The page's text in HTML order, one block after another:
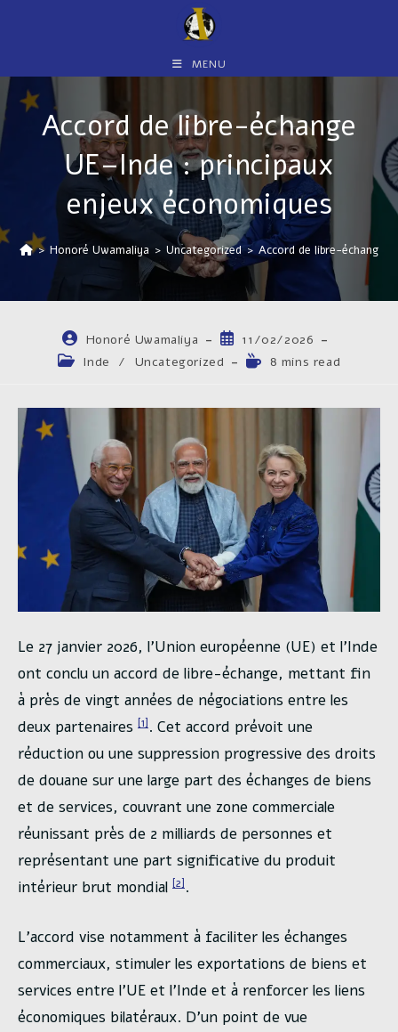
MENU
Accord de libre-échange
UE–Inde : principaux
enjeux économiques
> Honoré Uwamaliya > Uncategorized > Accord de libre-échange
Auteur/autrice
de
la
Honoré Uwamaliya
Publication
publiée :
11/02/2026
PostInde / Uncategorized
Temps8 mins read
Le 27 janvier 2026, l’Union européenne (UE) et l’Inde
ont conclu un accord de libre-échange, mettant fin
à près de vingt années de négociations entre les
deux partenaires [1]. Cet accord prévoit une
réduction ou une suppression progressive des droits
de douane sur une large part des échanges de biens
et de services, couvrant une zone commerciale
réunissant près de 2 milliards de personnes et
représentant une part significative du produit
intérieur brut mondial [2].
L’accord vise notamment à faciliter les échanges
commerciaux, stimuler les exportations de biens et
services entre l’UE et l’Inde et à renforcer les liens
économiques bilatéraux. D’un point de vue